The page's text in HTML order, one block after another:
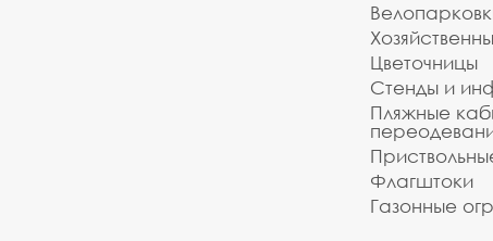
Цветочницы
Стенды и
Пляжные
Флагштоки
Газонные